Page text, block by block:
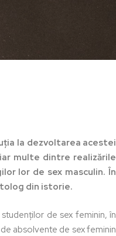
la dezvoltarea acestei
multe dintre realizările
lor de sex masculin. În
din istorie.
de sex feminin, în
absolvente de sex feminin